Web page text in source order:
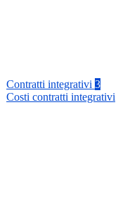
Contratti integrativi 3
Costi contratti integrativi